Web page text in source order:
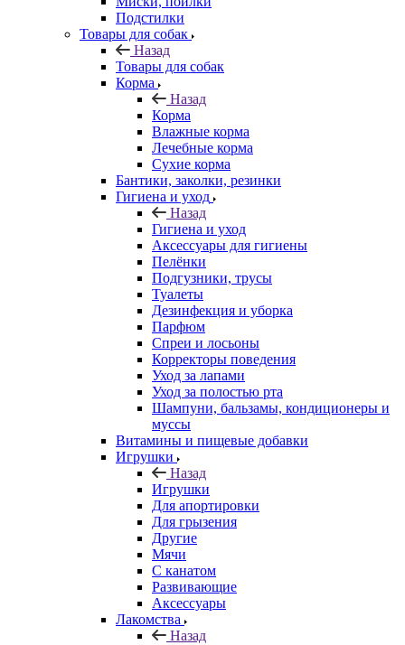
Подстилки
Товары для собак
Назад
Товары для собак
Корма
Назад
Корма
Влажные корма
Лечебные корма
Сухие корма
Бантики, заколки, резинки
Гигиена и уход
Назад
Гигиена и уход
Аксессуары для гигиены
Пелёнки
Подгузники, трусы
Туалеты
Дезинфекция и уборка
Парфюм
Спреи и лосьоны
Корректоры поведения
Уход за лапами
Уход за полостью рта
Шампуни, бальзамы, кондиционеры и
муссы
Витамины и пищевые добавки
Игрушки
Назад
Игрушки
Для апортировки
Для грызения
Другие
Мячи
С канатом
Развивающие
Аксессуары
Лакомства
Назад